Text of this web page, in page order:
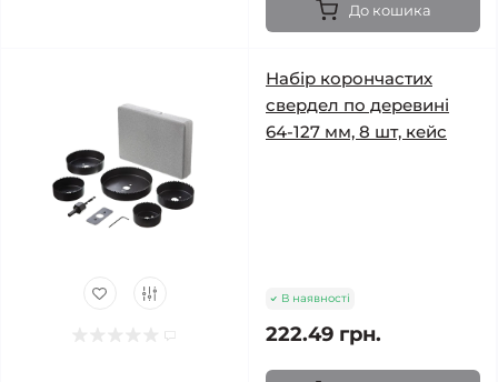
До кошика
Набір корончастих
свердел по деревині
64-127 мм, 8 шт, кейс
В наявності
222.49 грн.